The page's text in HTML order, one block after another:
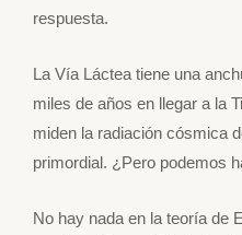
respuesta.
La Vía Láctea tiene una
miles de años en llegar a la
miden la radiación cósmica
primordial. ¿Pero podemos
No hay nada en la teoría de